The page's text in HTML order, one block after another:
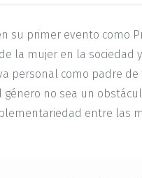
su primer evento como
la mujer en la sociedad
personal como padre de
no sea un
entre las